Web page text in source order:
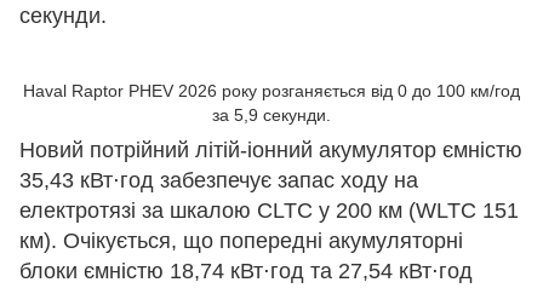
секунди.
Haval Raptor PHEV 2026 року розганяється від 0 до 100 км/год
за 5,9 секунди.
Новий потрійний літій-іонний акумулятор ємністю
35,43 кВт⋅год забезпечує запас ходу на
електротязі за шкалою CLTC у 200 км (WLTC 151
км). Очікується, що попередні акумуляторні
блоки ємністю 18,74 кВт⋅год та 27,54 кВт⋅год